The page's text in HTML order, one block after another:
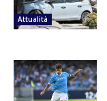
Attualità